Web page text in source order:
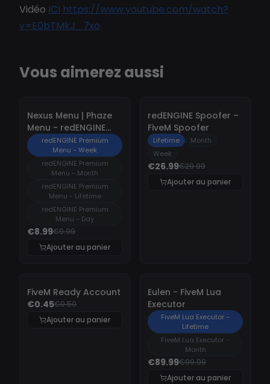
Vidéo ICI https://www.youtube.com/watch?
v=E0bTMkJ_7xo
Vous aimerez aussi
Nexus Menu | Phaze
Menu - redENGINE
Premium Menu
redENGINE Premium
Menu - Week
redENGINE Premium
Menu - Month
redENGINE Premium
Menu - Lifetime
redENGINE Premium
Menu - Day
€8.99€9.99
Ajouter au panier
10%
redENGINE Spoofer –
FiveM Spoofer
Lifetime
Month
Week
€26.99€29.99
Ajouter au panier
FiveM Ready Account
€0.45€0.50
Ajouter au panier
10%
Eulen - FiveM Lua
Executor
FiveM Lua Executor -
Lifetime
FiveM Lua Executor -
Month
€89.99€99.99
Ajouter au panier